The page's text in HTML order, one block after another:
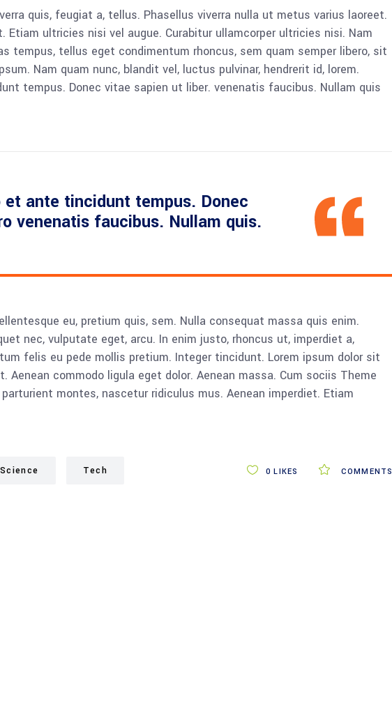
quis, feugiat a, tellus. Phasellus viverra nulla ut metus varius laoreet.
Etiam ultricies nisi vel augue. Curabitur ullamcorper ultricies nisi. Nam
tempus, tellus eget condimentum rhoncus, sem quam semper libero, sit
Nam quam nunc, blandit vel, luctus pulvinar, hendrerit id, lorem.
tempus. Donec vitae sapien ut liber. venenatis faucibus. Nullam quis
et ante tincidunt tempus. Donec
venenatis faucibus. Nullam quis.
eu, pretium quis, sem. Nulla consequat massa quis enim.
nec, vulputate eget, arcu. In enim justo, rhoncus ut, imperdiet a,
felis eu pede mollis pretium. Integer tincidunt. Lorem ipsum dolor sit
commodo ligula eget dolor. Aenean massa. Cum sociis Theme
montes, nascetur ridiculus mus. Aenean imperdiet. Etiam
Science Tech COMMENTS
0 LIKES